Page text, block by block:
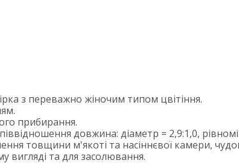
з переважно жіночим типом цвітіння.
прибирання.
довжина: діаметр = 2,9:1,0,
товщини м'якоті та насіннєвої камери,
вигляді та для засолювання.